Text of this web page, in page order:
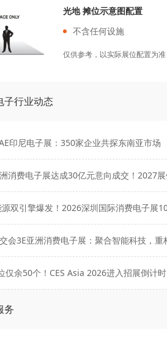
光地 摊位示意图配置
不含任何设施
仅供参考，以实际展位配置为准
子行业动态
印尼电子展：350家企业共探东南亚市场
会3E亚洲消费电子展：聚合智能科技，重
仅余50个！CES Asia 2026进入招展倒计时
务